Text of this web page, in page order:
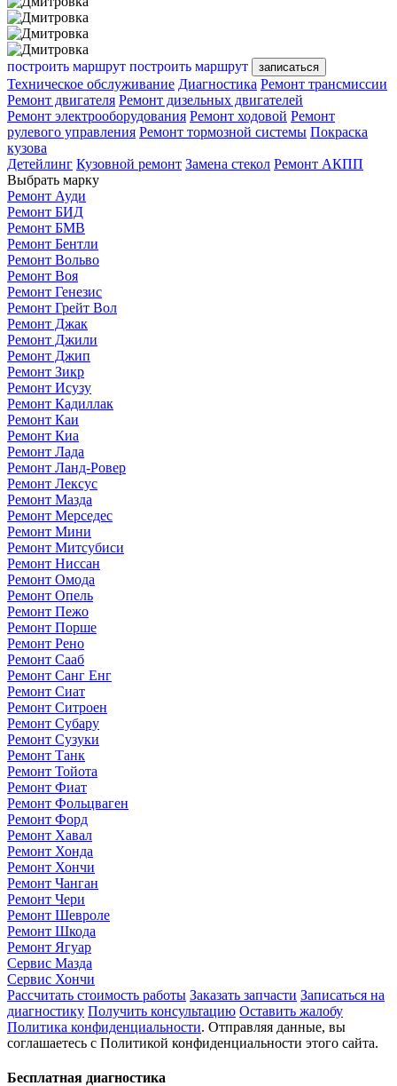
построить маршрут построить маршрут записаться
Техническое обслуживание Диагностика Ремонт трансмиссии
Ремонт двигателя Ремонт дизельных двигателей
Ремонт электрооборудования Ремонт ходовой Ремонт
рулевого управления Ремонт тормозной системы Покраска
кузова
Детейлинг Кузовной ремонт Замена стекол Ремонт АКПП
Выбрать марку
Ремонт Ауди
Ремонт БИД
Ремонт БМВ
Ремонт Бентли
Ремонт Вольво
Ремонт Воя
Ремонт Генезис
Ремонт Грейт Вол
Ремонт Джак
Ремонт Джили
Ремонт Джип
Ремонт Зикр
Ремонт Исузу
Ремонт Кадиллак
Ремонт Каи
Ремонт Киа
Ремонт Лада
Ремонт Ланд-Ровер
Ремонт Лексус
Ремонт Мазда
Ремонт Мерседес
Ремонт Мини
Ремонт Митсубиси
Ремонт Ниссан
Ремонт Омода
Ремонт Опель
Ремонт Пежо
Ремонт Порше
Ремонт Рено
Ремонт Сааб
Ремонт Санг Енг
Ремонт Сиат
Ремонт Ситроен
Ремонт Субару
Ремонт Сузуки
Ремонт Танк
Ремонт Тойота
Ремонт Фиат
Ремонт Фольцваген
Ремонт Форд
Ремонт Хавал
Ремонт Хонда
Ремонт Хончи
Ремонт Чанган
Ремонт Чери
Ремонт Шевроле
Ремонт Шкода
Ремонт Ягуар
Сервис Мазда
Сервис Хончи
Рассчитать стоимость работы Заказать запчасти Записаться на
диагностику Получить консультацию Оставить жалобу
Политика конфиденциальности. Отправляя данные, вы
соглашаетесь с Политикой конфиденциальности этого сайта.
Бесплатная диагностика